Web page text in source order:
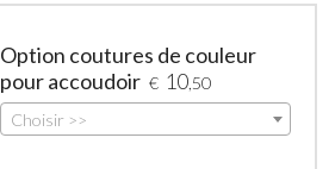
Option coutures de couleur
pour accoudoir € 10 ,50
Choisir >>